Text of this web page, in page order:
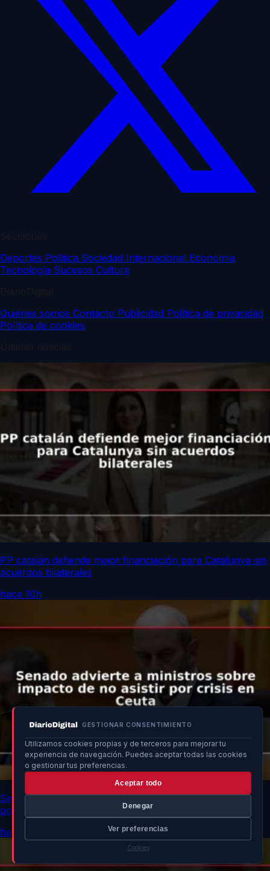
GESTIONAR CONSENTIMIENTO
Utilizamos cookies propias y de terceros para mejorar tu
experiencia de navegación. Puedes aceptar todas las cookies
o gestionar tus preferencias.
Aceptar todo
Denegar
Ver preferencias
Cookies
Deportes Política Sociedad Internacional Economía
Tecnología Sucesos Cultura
Quiénes somos Contacto Publicidad Política de privacidad
Política de cookies
PP catalán defiende mejor financiación para Catalunya sin
acuerdos bilaterales
hace 10h
Senado advierte a ministros sobre impacto de no asistir
por crisis en Ceuta
hace 10h